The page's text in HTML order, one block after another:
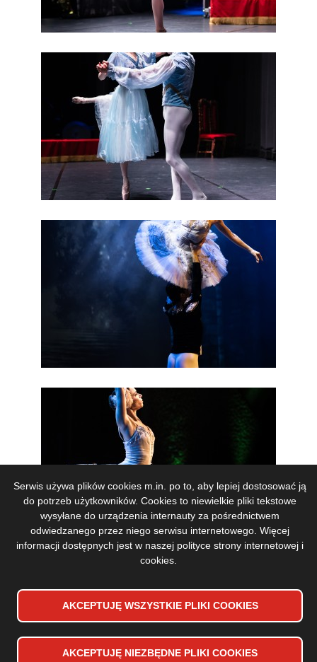
Serwis używa plików cookies m.in. po to, aby lepiej dostosować ją
do potrzeb użytkowników. Cookies to niewielkie pliki tekstowe
wysyłane do urządzenia internauty za pośrednictwem
odwiedzanego przez niego serwisu internetowego. Więcej
informacji dostępnych jest w naszej polityce strony internetowej i
cookies
AKCEPTUJĘ WSZYSTKIE PLIKI COOKIES
AKCEPTUJĘ NIEZBĘDNE PLIKI COOKIES
WYCOFAJ ZGODĘ NA PLIKI COOKIES